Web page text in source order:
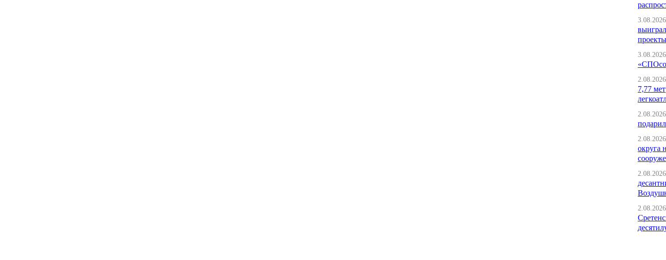
проекты
7,77
округа